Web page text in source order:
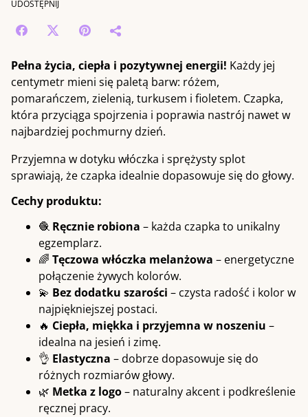
UDOSTĘPNIJ
Pełna życia, ciepła i pozytywnej energii! Każdy jej
centymetr mieni się paletą barw: różem,
pomarańczem, zielenią, turkusem i fioletem. Czapka,
która przyciąga spojrzenia i poprawia nastrój nawet w
najbardziej pochmurny dzień.
Przyjemna w dotyku włóczka i sprężysty splot
sprawiają, że czapka idealnie dopasowuje się do głowy.
Cechy produktu:
🧶 Ręcznie robiona – każda czapka to unikalny
egzemplarz.
🌈 Tęczowa włóczka melanżowa – energetyczne
połączenie żywych kolorów.
💫 Bez dodatku szarości – czysta radość i kolor w
najpiękniejszej postaci.
🔥 Ciepła, miękka i przyjemna w noszeniu –
idealna na jesień i zimę.
👌 Elastyczna – dobrze dopasowuje się do
różnych rozmiarów głowy.
🌿 Metka z logo– naturalny akcent i podkreślenie
ręcznej pracy.